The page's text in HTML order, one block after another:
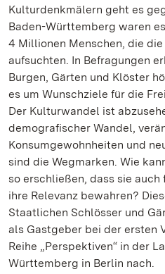
Kulturdenkmälern geht es
Baden-Württemberg waren
4 Millionen Menschen, die
aufsuchten. In Befragungen
Burgen, Gärten und Klöster
es um Wunschziele für die
Der Kulturwandel ist
demografischer Wandel,
Konsumgewohnheiten und
sind die Wegmarken. Wie
so erschließen, dass sie
ihre Relevanz bewahren?
Staatlichen Schlösser und
als Gastgeber bei der ersten
Reihe „Perspektiven“ in der
Württemberg in Berlin nach.